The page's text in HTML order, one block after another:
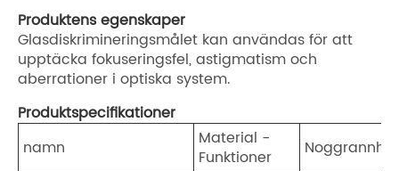
Produktens egenskaper
Glasdiskrimineringsmålet kan användas för att
upptäcka fokuseringsfel, astigmatism och
aberrationer i optiska system.
Produktspecifikationer
namn
Material -
Funktioner
Noggrannhet